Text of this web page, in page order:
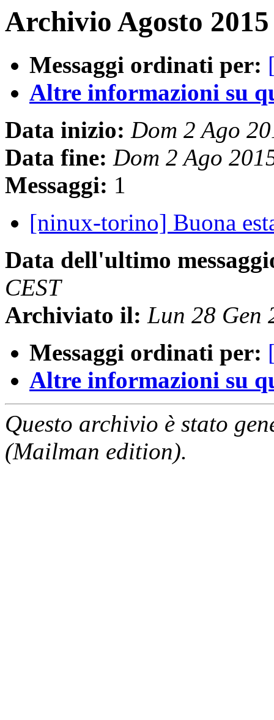
Archivio Agosto
Messaggi ordinati per:
Altre informazioni su
Data inizio: Dom 2 Ago
Data fine: Dom 2 Ago
Messaggi: 1
[ninux-torino] Buona
Data dell'ultimo
CEST
Archiviato il: Lun 28 Gen
Messaggi ordinati per:
Altre informazioni su
Questo archivio è stato
(Mailman edition).